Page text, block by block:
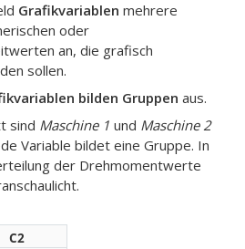
Grafikvariablen mehrere
oder
an, die grafisch
sollen.
bilden Gruppen aus.
sind Maschine 1 und Maschine 2
Variable bildet eine Gruppe. In
der Drehmomentwerte
C2